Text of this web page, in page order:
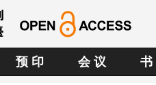
预 印 会 议 书